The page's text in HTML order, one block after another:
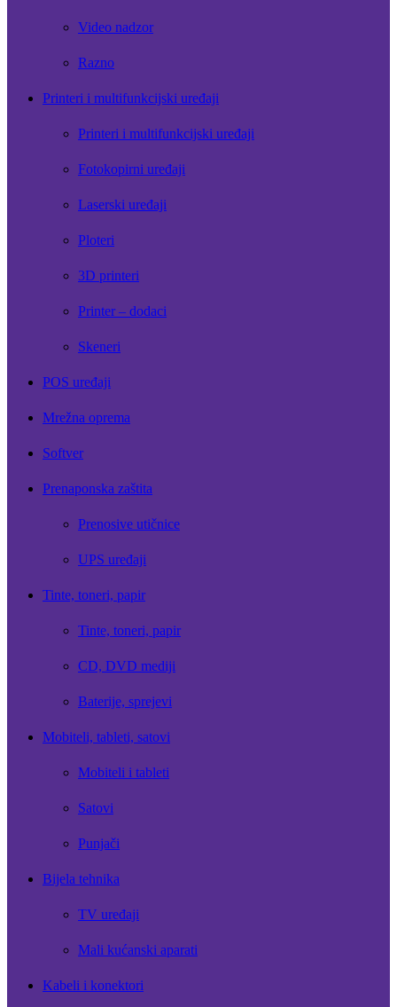
Video nadzor
Razno
Printeri i multifunkcijski uređaji
Printeri i multifunkcijski uređaji
Fotokopirni uređaji
Laserski uređaji
Ploteri
3D printeri
Printer – dodaci
Skeneri
POS uređaji
Mrežna oprema
Softver
Prenaponska zaštita
Prenosive utičnice
UPS uređaji
Tinte, toneri, papir
Tinte, toneri, papir
CD, DVD mediji
Baterije, sprejevi
Mobiteli, tableti, satovi
Mobiteli i tableti
Satovi
Punjači
Bijela tehnika
TV uređaji
Mali kućanski aparati
Kabeli i konektori